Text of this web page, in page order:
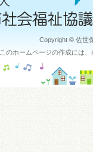
Copyright © 佐世
このホームページの作成には